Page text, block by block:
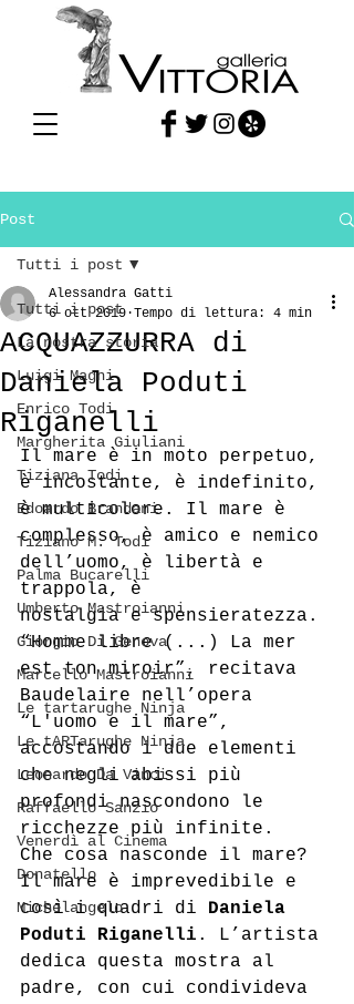
Post
Tutti i post
La nostra storia
Luigi Magni
Enrico Todi
Margherita Giuliani
Tiziana Todi
Edoardo Brandani
Tiziano M. Todi
Palma Bucarelli
Umberto Mastroianni
Giorgio Di Genova
Marcello Mastroianni
Le tartarughe Ninja
Le tARTarughe Ninja
Leonardo Da Vinci
Raffaello Sanzio
Venerdì al Cinema
Donatello
Michelangelo
Tutti i post
ACQUAZZURRA di
Daniela Poduti
Riganelli
Alessandra Gatti
6 ott 2019 Tempo di lettura: 4 min
Il mare è in moto perpetuo,
è incostante, è indefinito,
è multicolore. Il mare è
complesso, è amico e nemico
dell’uomo, è libertà e
trappola, è
nostalgia e spensieratezza.
“Homme libre (...) La mer
est ton miroir”, recitava
Baudelaire nell’opera
“L'uomo e il mare”,
accostando i due elementi
che negli abissi più
profondi nascondono le
ricchezze più infinite.
Che cosa nasconde il mare?
Il mare è imprevedibile e
così i quadri di Daniela
Poduti Riganelli . L’artista
dedica questa mostra al
padre, con cui condivideva